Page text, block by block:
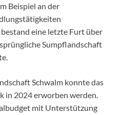
Beispiel an der
eine letzte Furt über
Sumpflandschaft
Schwalm konnte das
in 2024 erworben werden.
mit Unterstützung